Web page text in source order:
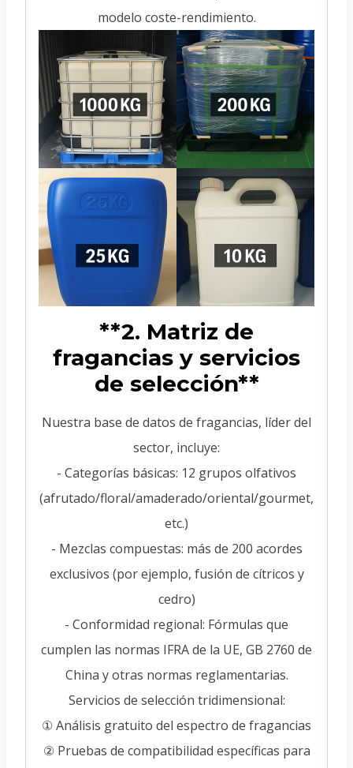
modelo coste-rendimiento.
**2. Matriz de
fragancias y servicios
de selección**
Nuestra base de datos de fragancias, líder del
sector, incluye:
- Categorías básicas: 12 grupos olfativos
(afrutado/floral/amaderado/oriental/gourmet,
etc.)
- Mezclas compuestas: más de 200 acordes
exclusivos (por ejemplo, fusión de cítricos y
cedro)
- Conformidad regional: Fórmulas que
cumplen las normas IFRA de la UE, GB 2760 de
China y otras normas reglamentarias.
Servicios de selección tridimensional:
① Análisis gratuito del espectro de fragancias
② Pruebas de compatibilidad específicas para